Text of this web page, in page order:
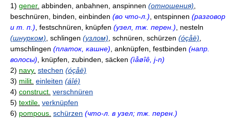
1) gener. abbinden, anbahnen, anspinnen (отношения),
beschnüren, binden, einbinden (во что-л.), entspinnen (разговор
и т. п.), festschnüren, knüpfen (узел, тж. перен.), nesteln
(шнурком), schlingen (узлом), schnüren, schürzen (óçåë),
umschlingen (платок, кашне), anknüpfen, festbinden (напр.
волосы), knüpfen, zubinden, säcken (ìåøîê, j-n)
2) navy. stechen (óçåë)
3) milit. einleiten (áîé)
4) construct. verschnüren
5) textile. verknüpfen
6) pompous. schürzen (что-л. в узел; тж. перен.)